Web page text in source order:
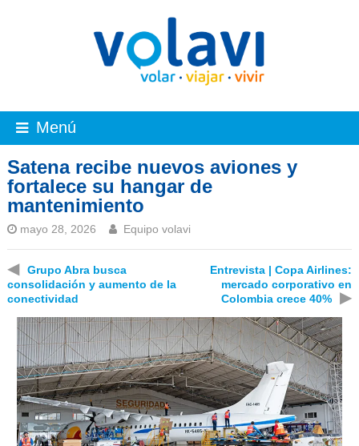
Menú
Satena recibe nuevos aviones y
fortalece su hangar de
mantenimiento
mayo 28, 2026 Equipo volavi
◀
Grupo Abra busca
consolidación y aumento de la
conectividad
Entrevista | Copa Airlines:
mercado corporativo en
Colombia crece 40%
▶